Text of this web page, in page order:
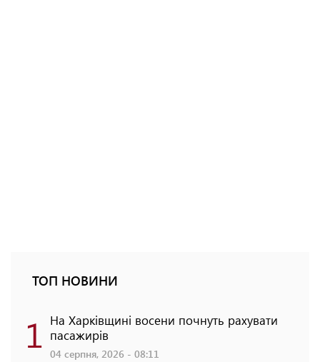
ТОП НОВИНИ
1 На Харківщині восени почнуть рахувати
пасажирів
04 серпня, 2026 - 08:11